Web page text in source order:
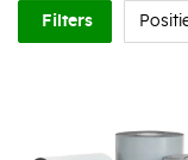
Filters